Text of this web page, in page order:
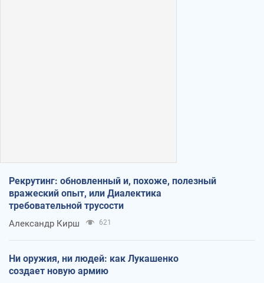
Рекрутинг: обновленный и, похоже, полезный
вражеский опыт, или Диалектика
требовательной трусости
Александр Кирш 621
Ни оружия, ни людей: как Лукашенко
создает новую армию